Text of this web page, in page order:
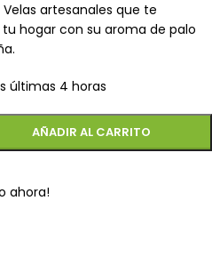
artesanales que te
hogar con su aroma de palo
últimas 4 horas
AÑADIR AL CARRITO
ahora!